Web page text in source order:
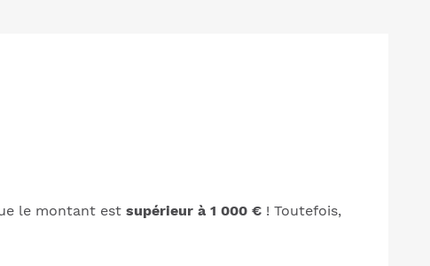
le montant estsupérieur à 1 000 € ! Toutefois,